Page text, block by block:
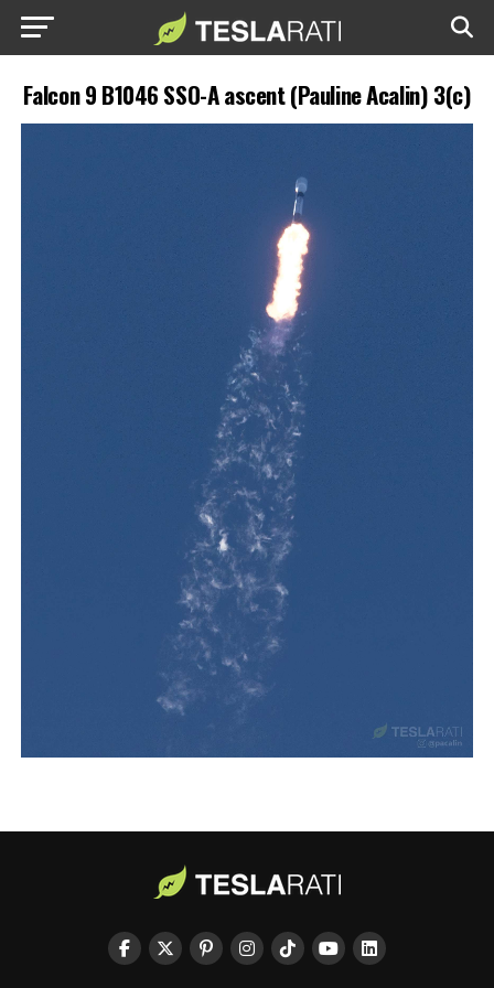
Falcon 9 B1046 SSO-A ascent (Pauline Acalin) 3(c)